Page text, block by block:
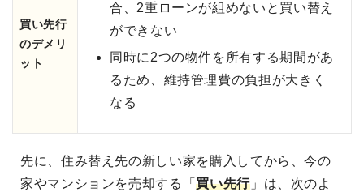
買い先行
のデメリ
ット
合、2重ローンが組めないと買い替え
ができない
同時に2つの物件を所有する期間があ
るため、維持管理費の負担が大きく
なる
先に、住み替え先の新しい家を購入してから、今の
家やマンションを売却する「買い先行」は、次のよ